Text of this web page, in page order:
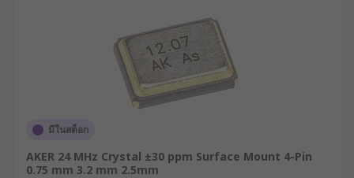
มีในสต็อก
AKER 24 MHz Crystal ±30 ppm Surface Mount 4-Pin
0.75 mm 3.2 mm 2.5mm